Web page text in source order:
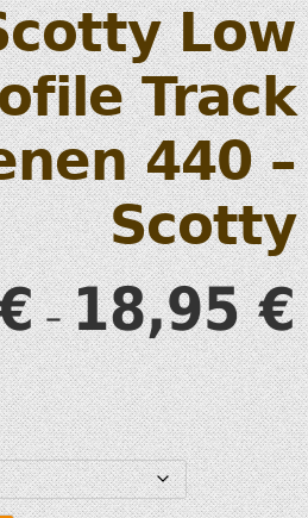
Low
Track
440 –
Scotty
–18,95€